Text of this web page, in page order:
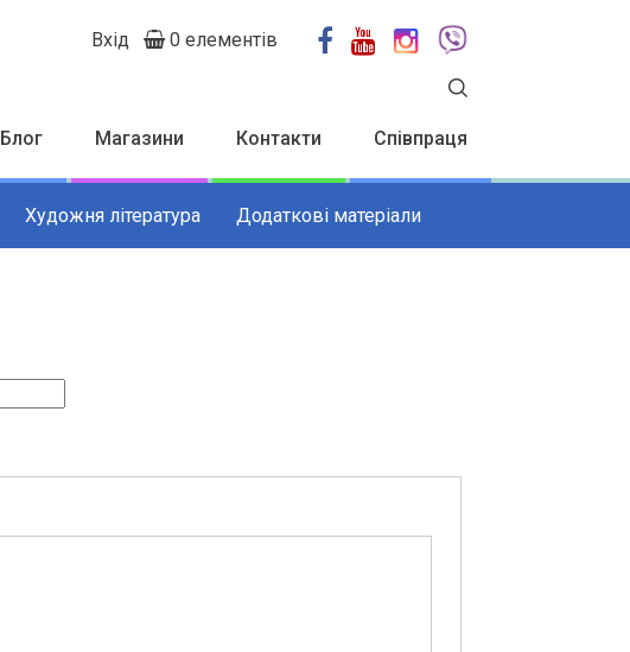
menu
Вхід 0 елементів
Блог Магазини Контакти Співпраця
Художня література Додаткові матеріали